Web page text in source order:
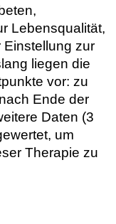
Lebensqualität,
zur
liegen die
vor: zu
Ende der
Daten (3
um
Therapie zu